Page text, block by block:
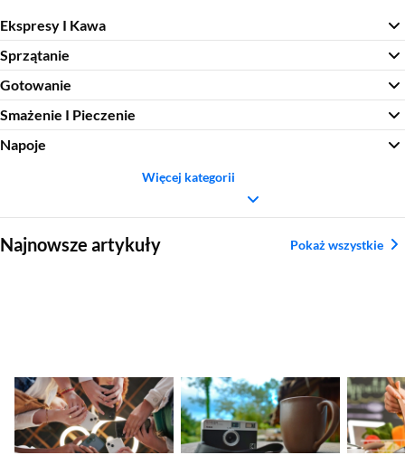
Ekspresy I Kawa
Sprzątanie
Gotowanie
Smażenie I Pieczenie
Napoje
Więcej kategorii
Najnowsze artykuły Pokaż wszystkie
Nadchodzące
premiery smartfonów
– kalendarz nowości
2026
Ranking aparatów
kompaktowych.
Najlepsze modele
2026